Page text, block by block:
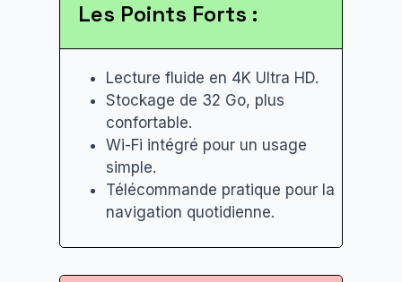
Les Points Forts :
Lecture fluide en 4K Ultra HD.
Stockage de 32 Go, plus
confortable.
Wi-Fi intégré pour un usage
simple.
Télécommande pratique pour la
navigation quotidienne.